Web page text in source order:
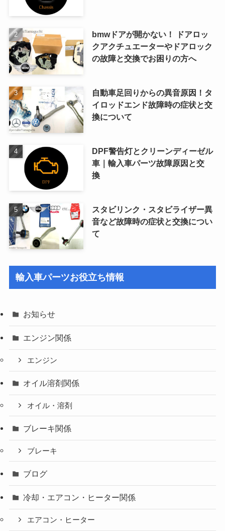
bmwドアが開かない！ ドアロッ
クアクチュエーターやドアロック
の故障と交換でお困りの方へ
自動車足回りからの異音原因！タ
イロッドエンド故障時の症状と交
換について
DPF警告灯とクリーンディーゼル
車｜輸入車パーツ故障原因と交
換
スタビリンク・スタビライザー異
音など故障時の症状と交換につい
て
輸入車パーツお役立ち情報
お知らせ
エンジン関係
エンジン
オイル溶剤関係
オイル・溶剤
ブレーキ関係
ブレーキ
ブログ
冷却・エアコン・ヒーター関係
エアコン・ヒーター